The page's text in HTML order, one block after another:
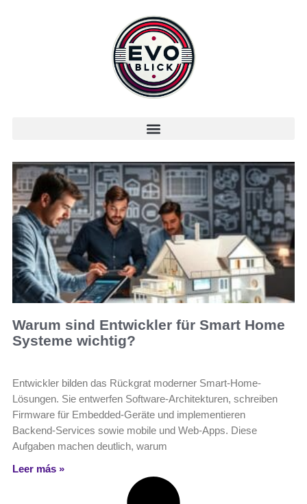
Warum sind Entwickler für Smart Home
Systeme wichtig?
Entwickler bilden das Rückgrat moderner Smart-Home-
Lösungen. Sie entwerfen Software‑Architekturen, schreiben
Firmware für Embedded‑Geräte und implementieren
Backend‑Services sowie mobile und Web‑Apps. Diese
Aufgaben machen deutlich, warum
Leer más »